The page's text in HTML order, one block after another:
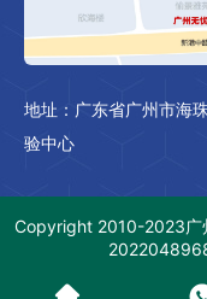
地址：广东省广州市海
验中心
Copyright 2010-2023